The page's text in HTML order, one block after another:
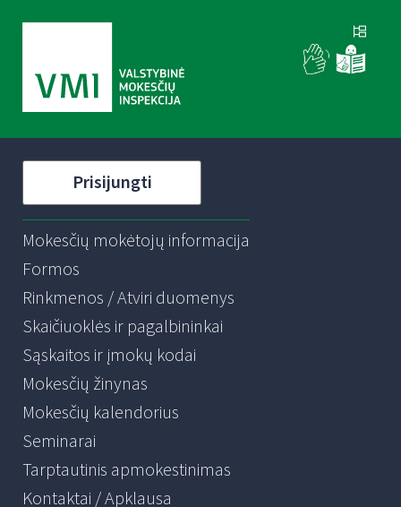
Prisijungti
Mokesčių mokėtojų informacija
Formos
Rinkmenos / Atviri duomenys
Skaičiuoklės ir pagalbininkai
Sąskaitos ir įmokų kodai
Mokesčių žinynas
Mokesčių kalendorius
Seminarai
Tarptautinis apmokestinimas
Kontaktai / Apklausa